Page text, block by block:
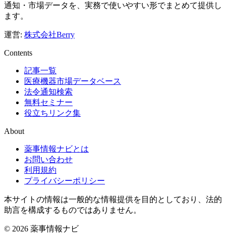
通知・市場データを、実務で使いやすい形でまとめて提供し
ます。
運営: 株式会社Berry
Contents
記事一覧
医療機器市場データベース
法令通知検索
無料セミナー
役立ちリンク集
About
薬事情報ナビとは
お問い合わせ
利用規約
プライバシーポリシー
本サイトの情報は一般的な情報提供を目的としており、法的
助言を構成するものではありません。
© 2026 薬事情報ナビ